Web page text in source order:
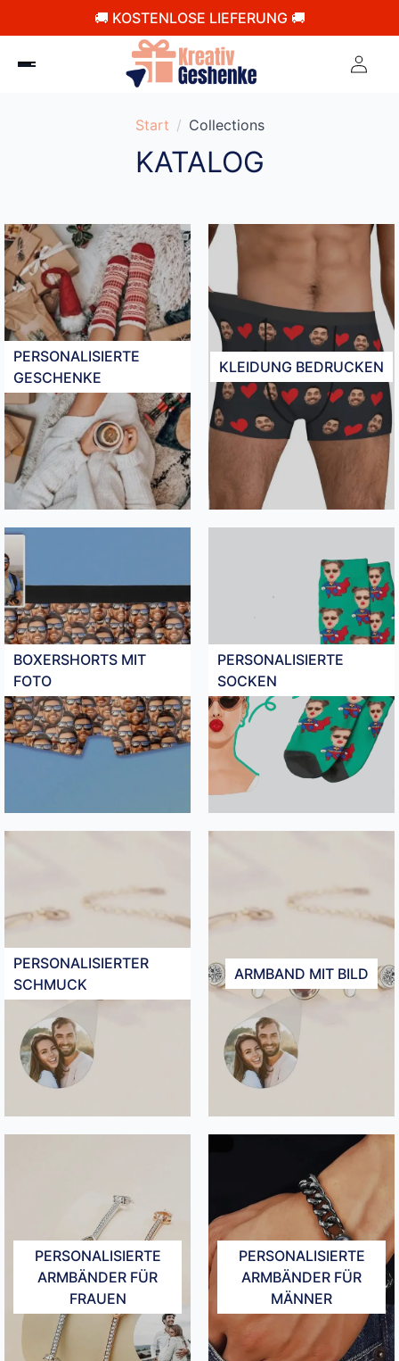
🚚 KOSTENLOSE LIEFERUNG 🚚
Start Collections
KATALOG
PERSONALISIERTE
GESCHENKE
KLEIDUNG BEDRUCKEN​
BOXERSHORTS MIT
FOTO
PERSONALISIERTE
SOCKEN​
PERSONALISIERTER
SCHMUCK
ARMBAND MIT BILD​
PERSONALISIERTE
ARMBÄNDER FÜR
FRAUEN
PERSONALISIERTE
ARMBÄNDER FÜR
MÄNNER​